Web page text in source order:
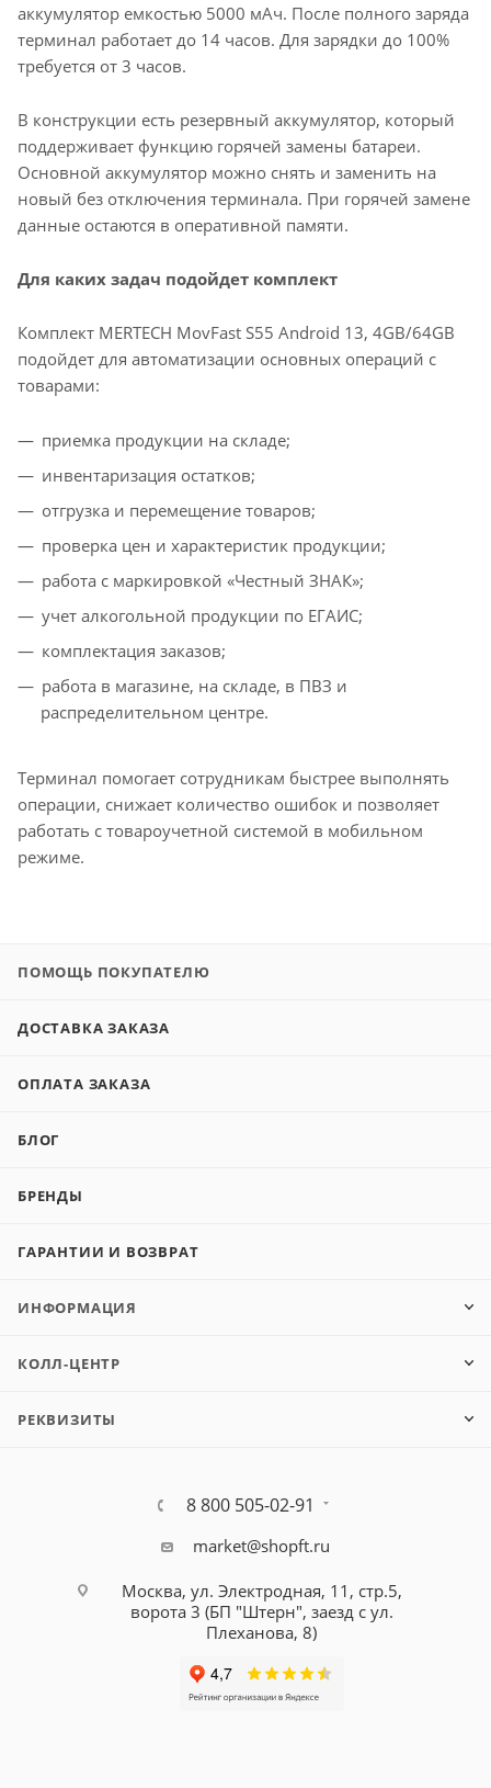
аккумулятор емкостью 5000 мАч. После полного заряда
терминал работает до 14 часов. Для зарядки до 100%
требуется от 3 часов.
В конструкции есть резервный аккумулятор, который
поддерживает функцию горячей замены батареи.
Основной аккумулятор можно снять и заменить на
новый без отключения терминала. При горячей замене
данные остаются в оперативной памяти.
Для каких задач подойдет комплект
Комплект MERTECH MovFast S55 Android 13, 4GB/64GB
подойдет для автоматизации основных операций с
товарами:
приемка продукции на складе;
инвентаризация остатков;
отгрузка и перемещение товаров;
проверка цен и характеристик продукции;
работа с маркировкой «Честный ЗНАК»;
учет алкогольной продукции по ЕГАИС;
комплектация заказов;
работа в магазине, на складе, в ПВЗ и
распределительном центре.
Терминал помогает сотрудникам быстрее выполнять
операции, снижает количество ошибок и позволяет
работать с товароучетной системой в мобильном
режиме.
ПОМОЩЬ ПОКУПАТЕЛЮ
ДОСТАВКА ЗАКАЗА
ОПЛАТА ЗАКАЗА
БЛОГ
БРЕНДЫ
ГАРАНТИИ И ВОЗВРАТ
ИНФОРМАЦИЯ
КОЛЛ-ЦЕНТР
РЕКВИЗИТЫ
8 800 505-02-91
market@shopft.ru
Москва, ул. Электродная, 11, стр.5,
ворота 3 (БП "Штерн", заезд с ул.
Плеханова, 8)